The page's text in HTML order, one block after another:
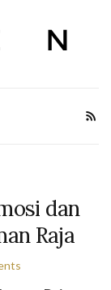
dan
Raja